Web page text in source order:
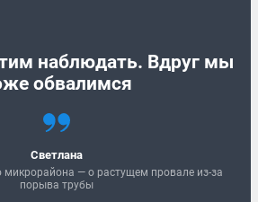
наблюдать. Вдруг мы
обвалимся
Светлана
микрорайона — о растущем провале из-за
порыва трубы